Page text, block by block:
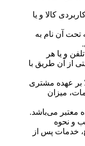
کالا و یا
تحت آن نام به
و یا هر
از آن طریق با
بر عهده مشتری
میزان
معتبر می‌باشد.
و نحوه
خدمات پس از